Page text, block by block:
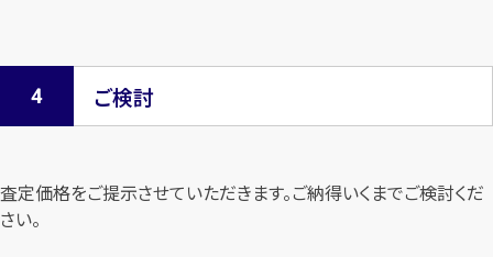
ご検討
査定価格をご提示させていただきます。ご納得いくまでご検討くだ
さい。